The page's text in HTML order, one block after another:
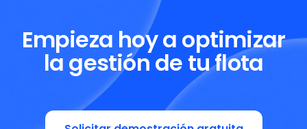
Empieza hoy a optimizar
la gestión de tu flota